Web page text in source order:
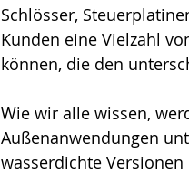
Schlösser,
Kunden eine Vielzahl
können, die den
Wie wir alle wissen,
Außenanwendungen
wasserdichte